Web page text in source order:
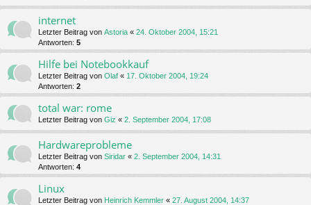
internet
Letzter Beitrag von Astoria « 24. Oktober 2004, 15:21
Antworten: 5
Hilfe bei Notebookkauf
Letzter Beitrag von Olaf « 17. Oktober 2004, 19:24
Antworten: 2
total war: rome
Letzter Beitrag von Giz « 2. September 2004, 17:08
Hardwareprobleme
Letzter Beitrag von Siridar « 2. September 2004, 14:31
Antworten: 4
Linux
Letzter Beitrag von Heinrich Kemmler « 27. August 2004, 14:37